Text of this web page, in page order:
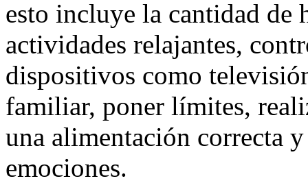
esto incluye la cantidad de
actividades relajantes,
dispositivos como
familiar, poner límites,
una alimentación correcta
emociones.